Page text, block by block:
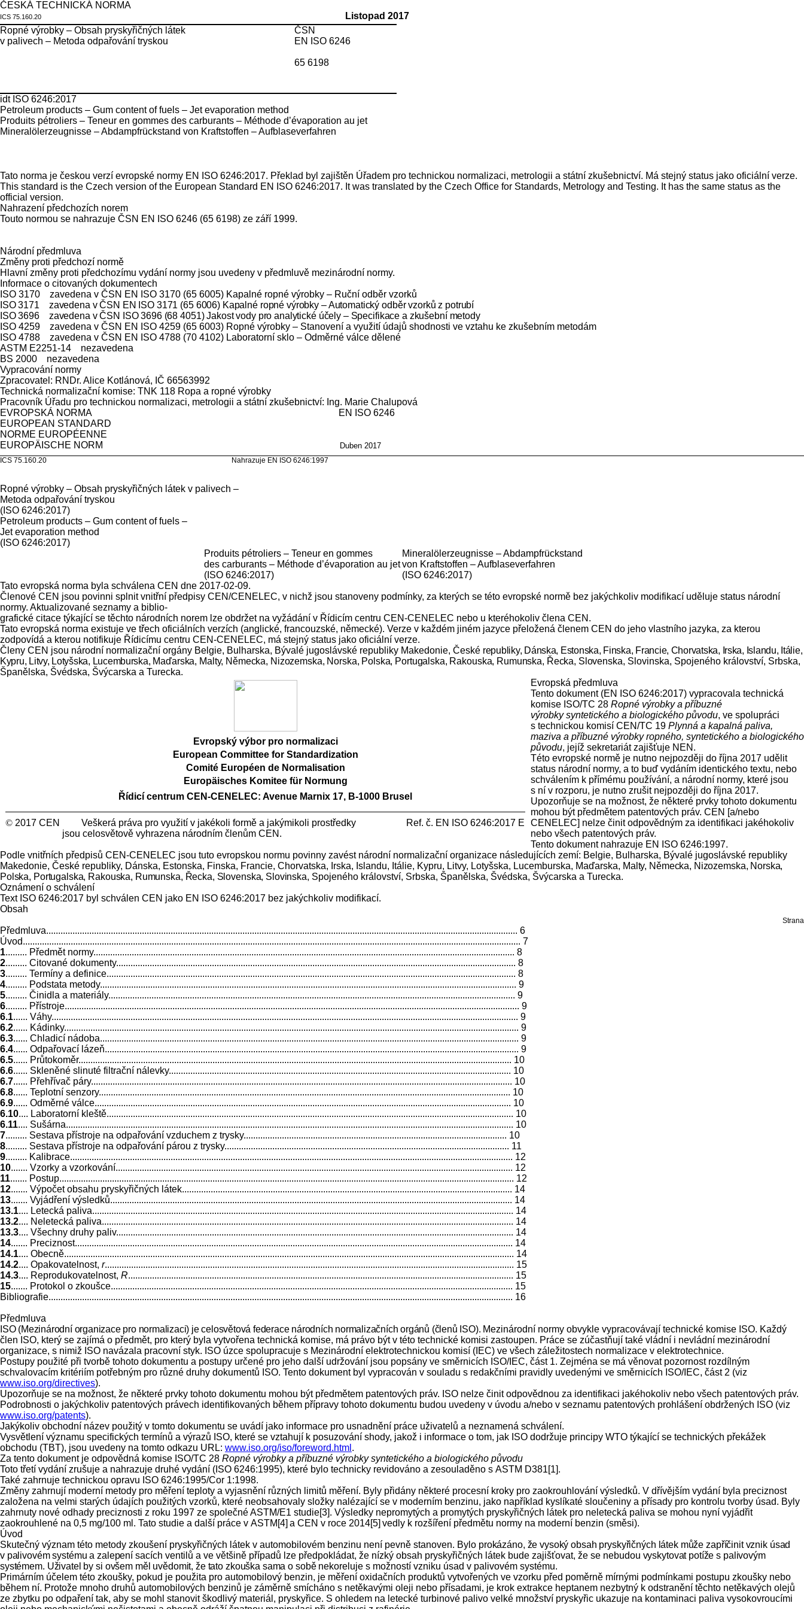
ČESKÁ TECHNICKÁ NORMA
ICS 75.160.20
Listopad 2017
Ropné výrobky – Obsah pryskyřičných látek
v palivech – Metoda odpařování tryskou
ČSN
EN ISO 6246
65 6198
idt ISO 6246:2017
Petroleum products – Gum content of fuels – Jet evaporation method
Produits pétroliers – Teneur en gommes des carburants – Méthode d’évaporation au jet
Mineralölerzeugnisse – Abdampfrückstand von Kraftstoffen – Aufblaseverfahren
Tato norma je českou verzí evropské normy EN ISO 6246:2017. Překlad byl zajištěn Úřadem pro technickou normalizaci, metrologii a státní zkušebnictví. Má stejný status jako oficiální verze.
This standard is the Czech version of the European Standard EN ISO 6246:2017. It was translated by the Czech Office for Standards, Metrology and Testing. It has the same status as the
official version.
Nahrazení předchozích norem
Touto normou se nahrazuje ČSN EN ISO 6246 (65 6198) ze září 1999.
Národní předmluva
Změny proti předchozí normě
Hlavní změny proti předchozímu vydání normy jsou uvedeny v předmluvě mezinárodní normy.
Informace o citovaných dokumentech
ISO 3170 zavedena v ČSN EN ISO 3170 (65 6005) Kapalné ropné výrobky – Ruční odběr vzorků
ISO 3171 zavedena v ČSN EN ISO 3171 (65 6006) Kapalné ropné výrobky – Automatický odběr vzorků z potrubí
ISO 3696 zavedena v ČSN ISO 3696 (68 4051) Jakost vody pro analytické účely – Specifikace a zkušební metody
ISO 4259 zavedena v ČSN EN ISO 4259 (65 6003) Ropné výrobky – Stanovení a využití údajů shodnosti ve vztahu ke zkušebním metodám
ISO 4788 zavedena v ČSN EN ISO 4788 (70 4102) Laboratorní sklo – Odměrné válce dělené
ASTM E2251-14 nezavedena
BS 2000 nezavedena
Vypracování normy
Zpracovatel: RNDr. Alice Kotlánová, IČ 66563992
Technická normalizační komise: TNK 118 Ropa a ropné výrobky
Pracovník Úřadu pro technickou normalizaci, metrologii a státní zkušebnictví: Ing. Marie Chalupová
EVROPSKÁ NORMA EN ISO 6246
EUROPEAN STANDARD
NORME EUROPÉENNE
EUROPÄISCHE NORM
Duben 2017
ICS 75.160.20 Nahrazuje EN ISO 6246:1997
Ropné výrobky – Obsah pryskyřičných látek v palivech –
Metoda odpařování tryskou
(ISO 6246:2017)
Petroleum products – Gum content of fuels –
Jet evaporation method
(ISO 6246:2017)
Produits pétroliers – Teneur en gommes
des carburants – Méthode d’évaporation au jet
(ISO 6246:2017)
Mineralölerzeugnisse – Abdampfrückstand
von Kraftstoffen – Aufblaseverfahren
(ISO 6246:2017)
Tato evropská norma byla schválena CEN dne 2017-02-09.
Členové CEN jsou povinni splnit vnitřní předpisy CEN/CENELEC, v nichž jsou stanoveny podmínky, za kterých se této evropské normě bez jakýchkoliv modifikací uděluje status národní
normy. Aktualizované seznamy a biblio-
grafické citace týkající se těchto národních norem lze obdržet na vyžádání v Řídicím centru CEN-CENELEC nebo u kteréhokoliv člena CEN.
Tato evropská norma existuje ve třech oficiálních verzích (anglické, francouzské, německé). Verze v každém jiném jazyce přeložená členem CEN do jeho vlastního jazyka, za kterou
zodpovídá a kterou notifikuje Řídicímu centru CEN-CENELEC, má stejný status jako oficiální verze.
Členy CEN jsou národní normalizační orgány Belgie, Bulharska, Bývalé jugoslávské republiky Makedonie, České republiky, Dánska, Estonska, Finska, Francie, Chorvatska, Irska, Islandu, Itálie,
Kypru, Litvy, Lotyšska, Lucemburska, Maďarska, Malty, Německa, Nizozemska, Norska, Polska, Portugalska, Rakouska, Rumunska, Řecka, Slovenska, Slovinska, Spojeného království, Srbska,
Španělska, Švédska, Švýcarska a Turecka.
Evropský výbor pro normalizaci
European Committee for Standardization
Comité Européen de Normalisation
Europäisches Komitee für Normung
Řídicí centrum CEN-CENELEC: Avenue Marnix 17, B-1000 Brusel
© 2017 CEN Veškerá práva pro využití v jakékoli formě a jakýmikoli prostředky Ref. č. EN ISO 6246:2017 E
jsou celosvětově vyhrazena národním členům CEN.
Evropská předmluva
Tento dokument (EN ISO 6246:2017) vypracovala technická
komise ISO/TC 28 Ropné výrobky a příbuzné
výrobky syntetického a biologického původu, ve spolupráci
s technickou komisí CEN/TC 19 Plynná a kapalná paliva,
maziva a příbuzné výrobky ropného, syntetického a biologického
původu, jejíž sekretariát zajišťuje NEN.
Této evropské normě je nutno nejpozději do října 2017 udělit
status národní normy, a to buď vydáním identického textu, nebo
schválením k přímému používání, a národní normy, které jsou
s ní v rozporu, je nutno zrušit nejpozději do října 2017.
Upozorňuje se na možnost, že některé prvky tohoto dokumentu
mohou být předmětem patentových práv. CEN [a/nebo
CENELEC] nelze činit odpovědným za identifikaci jakéhokoliv
nebo všech patentových práv.
Tento dokument nahrazuje EN ISO 6246:1997.
Podle vnitřních předpisů CEN-CENELEC jsou tuto evropskou normu povinny zavést národní normalizační organizace následujících zemí: Belgie, Bulharska, Bývalé jugoslávské republiky
Makedonie, České republiky, Dánska, Estonska, Finska, Francie, Chorvatska, Irska, Islandu, Itálie, Kypru, Litvy, Lotyšska, Lucemburska, Maďarska, Malty, Německa, Nizozemska, Norska,
Polska, Portugalska, Rakouska, Rumunska, Řecka, Slovenska, Slovinska, Spojeného království, Srbska, Španělska, Švédska, Švýcarska a Turecka.
Oznámení o schválení
Text ISO 6246:2017 byl schválen CEN jako EN ISO 6246:2017 bez jakýchkoliv modifikací.
Obsah
Strana
Předmluva..................................................................................................................................................................................................... 6
Úvod................................................................................................................................................................................................................ 7
1......... Předmět normy................................................................................................................................................................................ 8
2......... Citované dokumenty....................................................................................................................................................................... 8
3......... Termíny a definice........................................................................................................................................................................... 8
4......... Podstata metody.............................................................................................................................................................................. 9
5......... Činidla a materiály.......................................................................................................................................................................... 9
6......... Přístroje.............................................................................................................................................................................................. 9
6.1...... Váhy................................................................................................................................................................................................... 9
6.2...... Kádinky.............................................................................................................................................................................................. 9
6.3...... Chladicí nádoba............................................................................................................................................................................... 9
6.4...... Odpařovací lázeň............................................................................................................................................................................. 9
6.5...... Průtokoměr..................................................................................................................................................................................... 10
6.6...... Skleněné slinuté filtrační nálevky............................................................................................................................................... 10
6.7...... Přehřívač páry................................................................................................................................................................................ 10
6.8...... Teplotní senzory............................................................................................................................................................................ 10
6.9...... Odměrné válce.............................................................................................................................................................................. 10
6.10.... Laboratorní kleště.......................................................................................................................................................................... 10
6.11.... Sušárna........................................................................................................................................................................................... 10
7......... Sestava přístroje na odpařování vzduchem z trysky.............................................................................................................. 10
8......... Sestava přístroje na odpařování párou z trysky....................................................................................................................... 11
9......... Kalibrace......................................................................................................................................................................................... 12
10....... Vzorky a vzorkování...................................................................................................................................................................... 12
11....... Postup.............................................................................................................................................................................................. 12
12....... Výpočet obsahu pryskyřičných látek.......................................................................................................................................... 14
13....... Vyjádření výsledků........................................................................................................................................................................ 14
13.1.... Letecká paliva................................................................................................................................................................................ 14
13.2.... Neletecká paliva............................................................................................................................................................................ 14
13.3.... Všechny druhy paliv...................................................................................................................................................................... 14
14....... Preciznost....................................................................................................................................................................................... 14
14.1.... Obecně............................................................................................................................................................................................ 14
14.2.... Opakovatelnost, r........................................................................................................................................................................... 15
14.3.... Reprodukovatelnost, R................................................................................................................................................................. 15
15....... Protokol o zkoušce........................................................................................................................................................................ 15
Bibliografie.................................................................................................................................................................................................. 16
Předmluva
ISO (Mezinárodní organizace pro normalizaci) je celosvětová federace národních normalizačních orgánů (členů ISO). Mezinárodní normy obvykle vypracovávají technické komise ISO. Každý
člen ISO, který se zajímá o předmět, pro který byla vytvořena technická komise, má právo být v této technické komisi zastoupen. Práce se zúčastňují také vládní i nevládní mezinárodní
organizace, s nimiž ISO navázala pracovní styk. ISO úzce spolupracuje s Mezinárodní elektrotechnickou komisí (IEC) ve všech záležitostech normalizace v elektrotechnice.
Postupy použité při tvorbě tohoto dokumentu a postupy určené pro jeho další udržování jsou popsány ve směrnicích ISO/IEC, část 1. Zejména se má věnovat pozornost rozdílným
schvalovacím kritériím potřebným pro různé druhy dokumentů ISO. Tento dokument byl vypracován v souladu s redakčními pravidly uvedenými ve směrnicích ISO/IEC, část 2 (viz
www.iso.org/directives).
Upozorňuje se na možnost, že některé prvky tohoto dokumentu mohou být předmětem patentových práv. ISO nelze činit odpovědnou za identifikaci jakéhokoliv nebo všech patentových práv.
Podrobnosti o jakýchkoliv patentových právech identifikovaných během přípravy tohoto dokumentu budou uvedeny v úvodu a/nebo v seznamu patentových prohlášení obdržených ISO (viz
www.iso.org/patents).
Jakýkoliv obchodní název použitý v tomto dokumentu se uvádí jako informace pro usnadnění práce uživatelů a neznamená schválení.
Vysvětlení významu specifických termínů a výrazů ISO, které se vztahují k posuzování shody, jakož i informace o tom, jak ISO dodržuje principy WTO týkající se technických překážek
obchodu (TBT), jsou uvedeny na tomto odkazu URL: www.iso.org/iso/foreword.html .
Za tento dokument je odpovědná komise ISO/TC 28 Ropné výrobky a příbuzné výrobky syntetického a biologického původu
Toto třetí vydání zrušuje a nahrazuje druhé vydání (ISO 6246:1995), které bylo technicky revidováno a zesouladěno s ASTM D381[1].
Také zahrnuje technickou opravu ISO 6246:1995/Cor 1:1998.
Změny zahrnují moderní metody pro měření teploty a vyjasnění různých limitů měření. Byly přidány některé procesní kroky pro zaokrouhlování výsledků. V dřívějším vydání byla preciznost
založena na velmi starých údajích použitých vzorků, které neobsahovaly složky nalézající se v moderním benzinu, jako například kyslíkaté sloučeniny a přísady pro kontrolu tvorby úsad. Byly
zahrnuty nové odhady preciznosti z roku 1997 ze společné ASTM/E1 studie[3]. Výsledky nepromytých a promytých pryskyřičných látek pro neletecká paliva se mohou nyní vyjádřit
zaokrouhlené na 0,5 mg/100 ml. Tato studie a další práce v ASTM[4] a CEN v roce 2014[5] vedly k rozšíření předmětu normy na moderní benzin (směsi).
Úvod
Skutečný význam této metody zkoušení pryskyřičných látek v automobilovém benzinu není pevně stanoven. Bylo prokázáno, že vysoký obsah pryskyřičných látek může zapříčinit vznik úsad
v palivovém systému a zalepení sacích ventilů a ve většině případů lze předpokládat, že nízký obsah pryskyřičných látek bude zajišťovat, že se nebudou vyskytovat potíže s palivovým
systémem. Uživatel by si ovšem měl uvědomit, že tato zkouška sama o sobě nekoreluje s možností vzniku úsad v palivovém systému.
Primárním účelem této zkoušky, pokud je použita pro automobilový benzin, je měření oxidačních produktů vytvořených ve vzorku před poměrně mírnými podmínkami postupu zkoušky nebo
během ní. Protože mnoho druhů automobilových benzinů je záměrně smícháno s netěkavými oleji nebo přísadami, je krok extrakce heptanem nezbytný k odstranění těchto netěkavých olejů
ze zbytku po odpaření tak, aby se mohl stanovit škodlivý materiál, pryskyřice. S ohledem na letecké turbinové palivo velké množství pryskyřic ukazuje na kontaminaci paliva vysokovroucími